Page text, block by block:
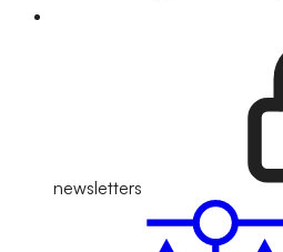
newsletters